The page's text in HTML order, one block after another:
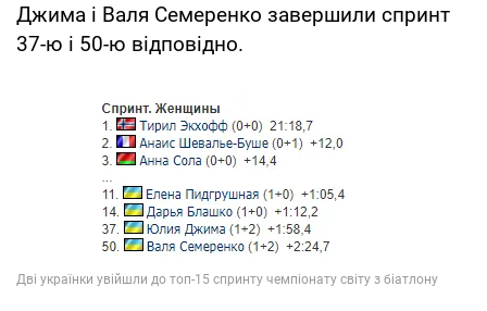
Джима і Валя Семеренко завершили спринт
37-ю і 50-ю відповідно.